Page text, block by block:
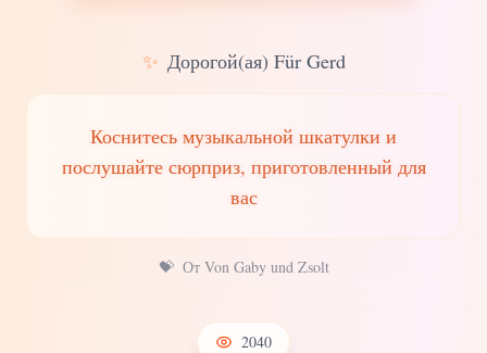
✨ Дорогой(ая) Für Gerd
Коснитесь музыкальной шкатулки и
послушайте сюрприз, приготовленный для
вас
💝 От Von Gaby und Zsolt
2040